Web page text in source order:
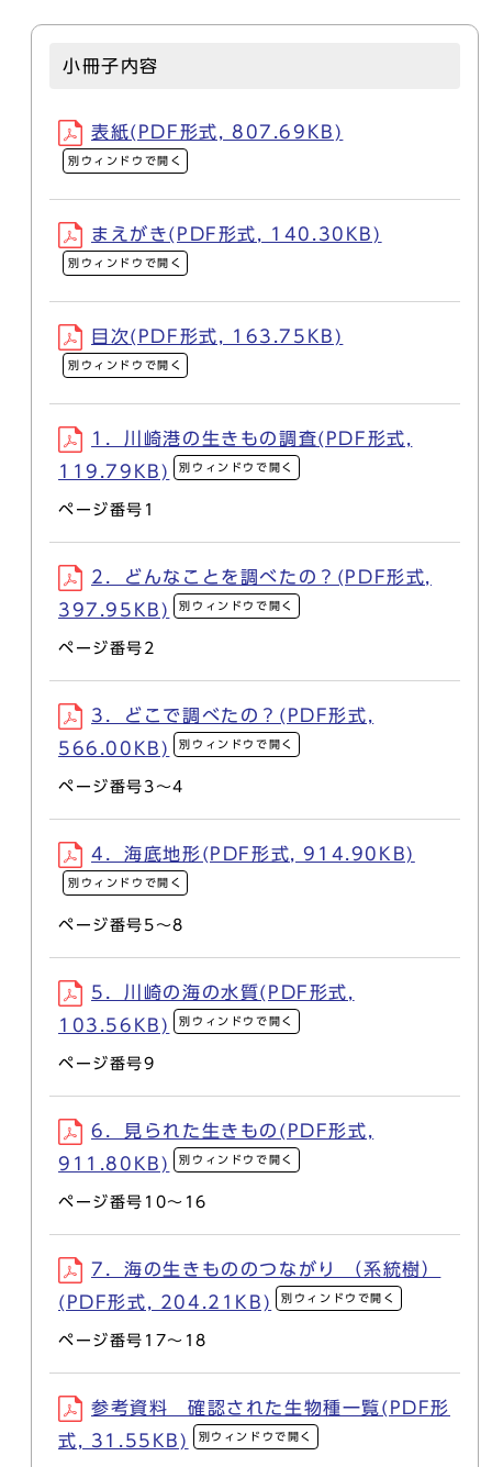
小冊子内容
表紙(PDF形式, 807.69KB)
別ウィンドウで開く
まえがき(PDF形式, 140.30KB)
別ウィンドウで開く
目次(PDF形式, 163.75KB)
別ウィンドウで開く
1．川崎港の生きもの調査(PDF形式,
119.79KB)
別ウィンドウで開く
ページ番号1
2．どんなことを調べたの？(PDF形式,
397.95KB)
別ウィンドウで開く
ページ番号2
3．どこで調べたの？(PDF形式,
566.00KB)
別ウィンドウで開く
ページ番号3～4
4．海底地形(PDF形式, 914.90KB)
別ウィンドウで開く
ページ番号5～8
5．川崎の海の水質(PDF形式,
103.56KB)
別ウィンドウで開く
ページ番号9
6．見られた生きもの(PDF形式,
911.80KB)
別ウィンドウで開く
ページ番号10～16
7．海の生きもののつながり （系統樹）
(PDF形式, 204.21KB)
別ウィンドウで開く
ページ番号17～18
参考資料 確認された生物種一覧(PDF形
式, 31.55KB)
別ウィンドウで開く